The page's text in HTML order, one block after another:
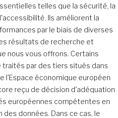
telles que la sécurité, la
Ils améliorent la
par le biais de diverses
résultats de recherche et
nous vous offrons. Certains
par des tiers situés dans
l'Espace économique européen
reçu de décision d'adéquation
européennes compétentes en
données. Dans ce cas, le
Recherche d’écoles